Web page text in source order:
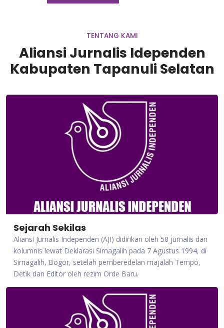
TENTANG KAMI
Aliansi Jurnalis Idependen
Kabupaten Tapanuli Selatan
Sejarah Sekilas
Aliansi Jurnalis Independen (AJI) didirikan oleh 58 jurnalis dan
kolumnis lewat Deklarasi Sirnagalih pada 7 Agustus 1994, di
Sirnagalih, Bogor, setelah pemberedelan majalah Tempo,
Detik dan Editor oleh rezim Orde Baru.